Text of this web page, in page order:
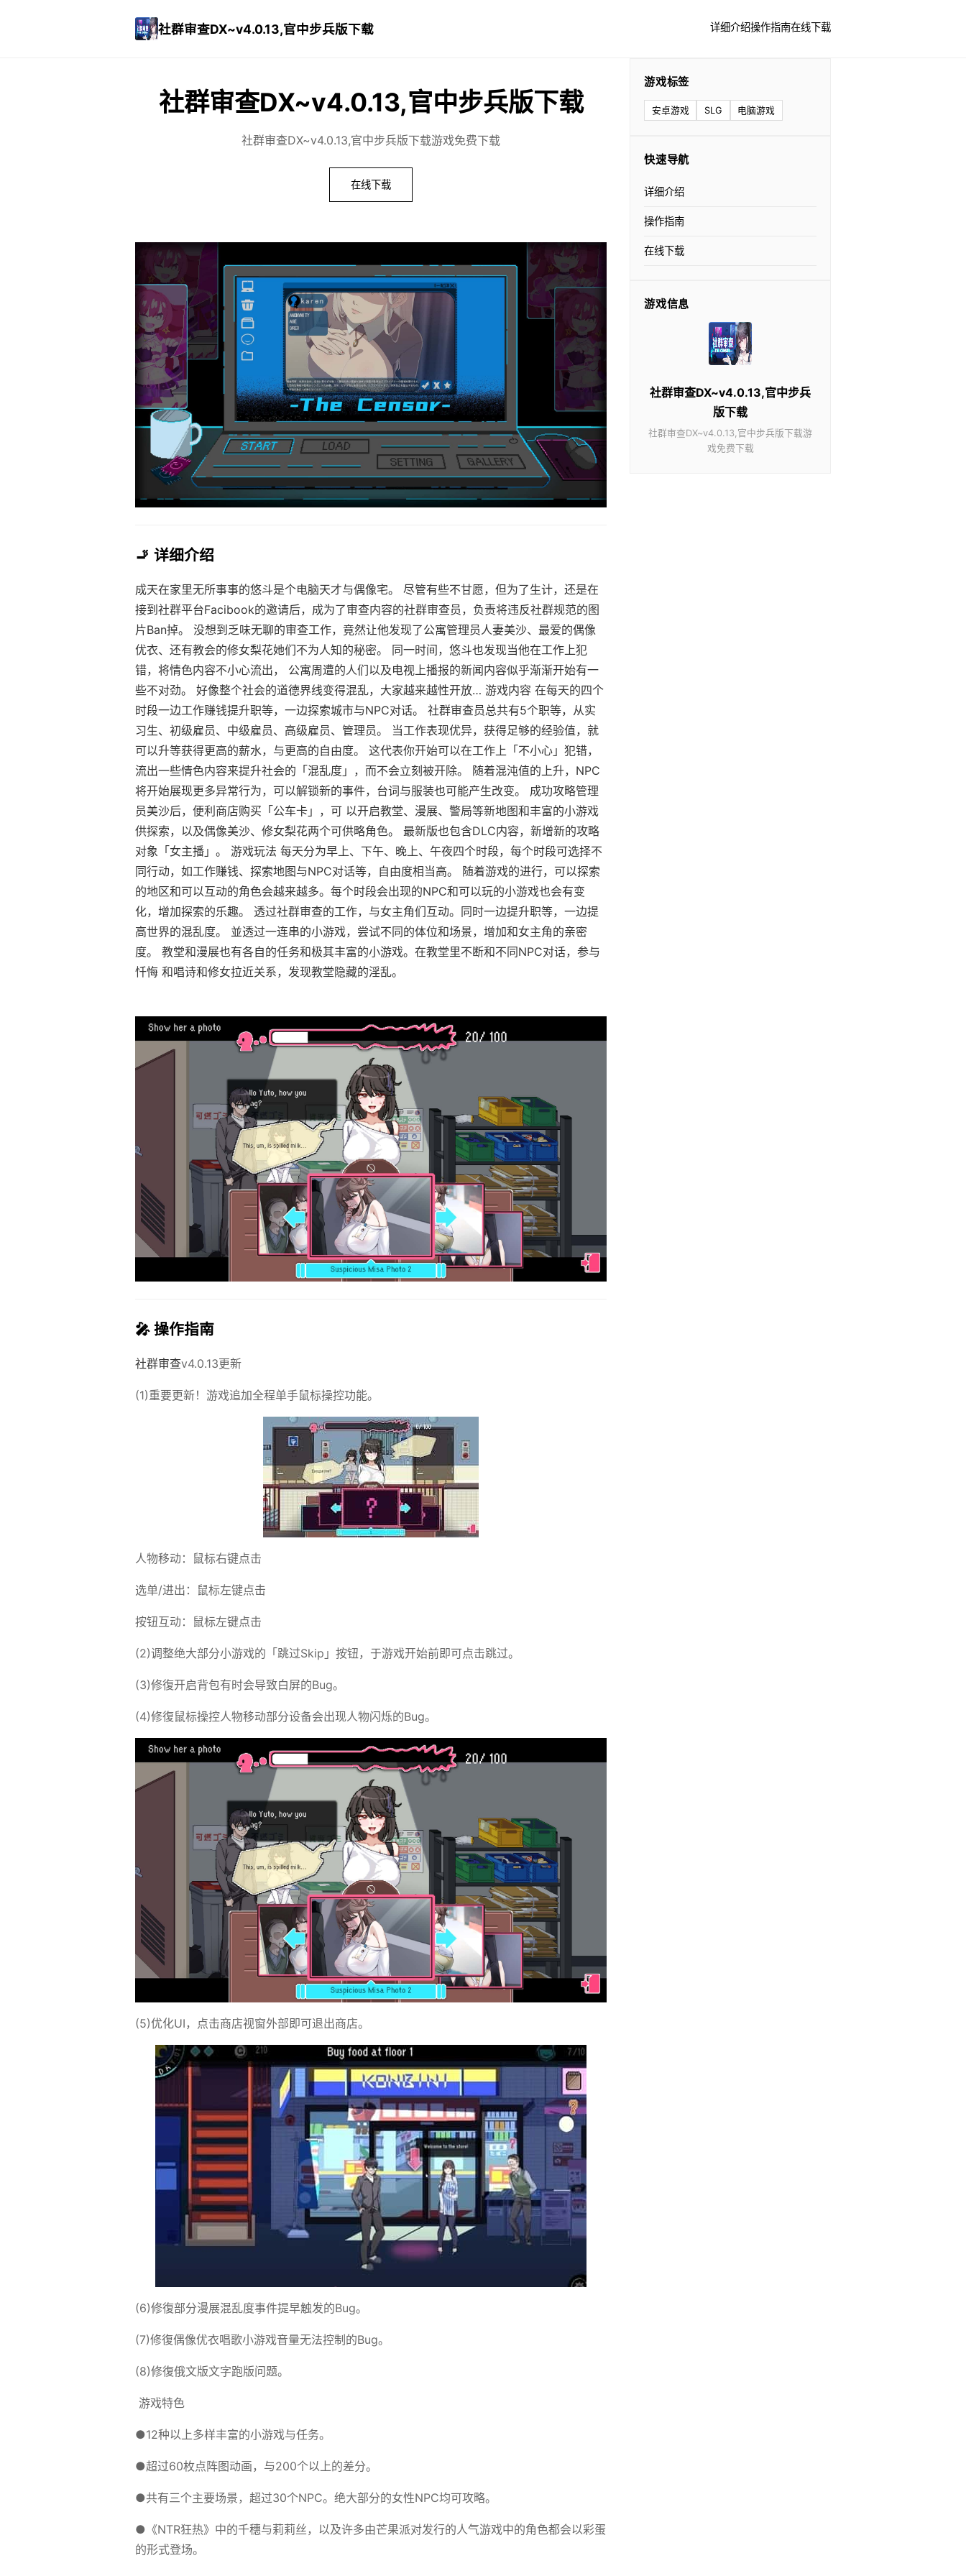
社群审查DX~v4.0.13,官中步兵版下载 详细介绍操作指南在线下载
社群审查DX~v4.0.13,官中步兵版下载
社群审查DX~v4.0.13,官中步兵版下载游戏免费下载
在线下载
🚬 详细介绍
成天在家里无所事事的悠斗是个电脑天才与偶像宅。 尽管有些不甘愿，但为了生计，还是在
接到社群平台Facibook的邀请后，成为了审查内容的社群审查员，负责将违反社群规范的图
片Ban掉。 没想到乏味无聊的审查工作，竟然让他发现了公寓管理员人妻美沙、最爱的偶像
优衣、还有教会的修女梨花她们不为人知的秘密。 同一时间，悠斗也发现当他在工作上犯
错，将情色内容不小心流出， 公寓周遭的人们以及电视上播报的新闻内容似乎渐渐开始有一
些不对劲。 好像整个社会的道德界线变得混乱，大家越来越性开放… 游戏内容 在每天的四个
时段一边工作赚钱提升职等，一边探索城市与NPC对话。 社群审查员总共有5个职等，从实
习生、初级雇员、中级雇员、高级雇员、管理员。 当工作表现优异，获得足够的经验值，就
可以升等获得更高的薪水，与更高的自由度。 这代表你开始可以在工作上「不小心」犯错，
流出一些情色内容来提升社会的「混乱度」，而不会立刻被开除。 随着混沌值的上升，NPC
将开始展现更多异常行为，可以解锁新的事件，台词与服装也可能产生改变。 成功攻略管理
员美沙后，便利商店购买「公车卡」，可 以开启教堂、漫展、警局等新地图和丰富的小游戏
供探索，以及偶像美沙、修女梨花两个可供略角色。 最新版也包含DLC内容，新增新的攻略
对象「女主播」。 游戏玩法 每天分为早上、下午、晚上、午夜四个时段，每个时段可选择不
同行动，如工作赚钱、探索地图与NPC对话等，自由度相当高。 随着游戏的进行，可以探索
的地区和可以互动的角色会越来越多。每个时段会出现的NPC和可以玩的小游戏也会有变
化，增加探索的乐趣。 透过社群审查的工作，与女主角们互动。同时一边提升职等，一边提
高世界的混乱度。 並透过一连串的小游戏，尝试不同的体位和场景，增加和女主角的亲密
度。 教堂和漫展也有各自的任务和极其丰富的小游戏。在教堂里不断和不同NPC对话，参与
忏悔 和唱诗和修女拉近关系，发现教堂隐藏的淫乱。
🎤 操作指南
社群审查v4.0.13更新
(1)重要更新！游戏追加全程单手鼠标操控功能。
人物移动：鼠标右键点击
选单/进出：鼠标左键点击
按钮互动：鼠标左键点击
(2)调整绝大部分小游戏的「跳过Skip」按钮，于游戏开始前即可点击跳过。
(3)修復开启背包有时会导致白屏的Bug。
(4)修復鼠标操控人物移动部分设备会出现人物闪烁的Bug。
(5)优化UI，点击商店视窗外部即可退出商店。
(6)修復部分漫展混乱度事件提早触发的Bug。
(7)修復偶像优衣唱歌小游戏音量无法控制的Bug。
(8)修復俄文版文字跑版问题。
游戏特色
●12种以上多样丰富的小游戏与任务。
●超过60枚点阵图动画，与200个以上的差分。
●共有三个主要场景，超过30个NPC。绝大部分的女性NPC均可攻略。
●《NTR狂热》中的千穗与莉莉丝，以及许多由芒果派对发行的人气游戏中的角色都会以彩蛋
的形式登场。
游戏标签
安卓游戏 SLG 电脑游戏
快速导航
详细介绍
操作指南
在线下载
游戏信息
社群审查DX~v4.0.13,官中步兵
版下载
社群审查DX~v4.0.13,官中步兵版下载游
戏免费下载